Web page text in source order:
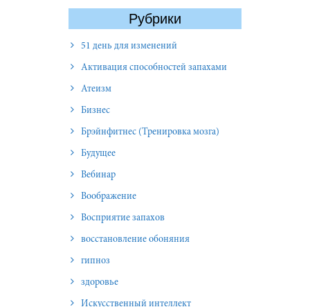
Рубрики
51 день для изменений
Активация способностей запахами
Атеизм
Бизнес
Брэйнфитнес (Тренировка мозга)
Будущее
Вебинар
Воображение
Восприятие запахов
восстановление обоняния
гипноз
здоровье
Искусственный интеллект